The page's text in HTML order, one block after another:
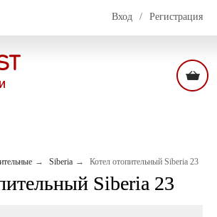
Вход / Регистрация
Siberia Котел отопительный Siberia 23
Siberia 23